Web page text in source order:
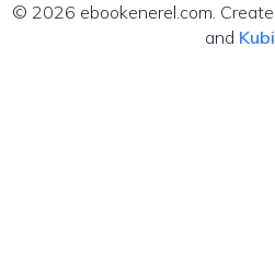
© 2026 ebookenerel.com.
and